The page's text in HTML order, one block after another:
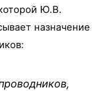
Ю.В.
назначение